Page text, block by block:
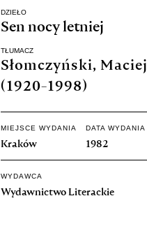
DZIEŁO
Sen nocy letniej
TŁUMACZ
Słomczyński, Maciej
(1920-1998)
MIEJSCE WYDANIA
Kraków
DATA WYDANIA
1982
WYDAWCA
Wydawnictwo Literackie